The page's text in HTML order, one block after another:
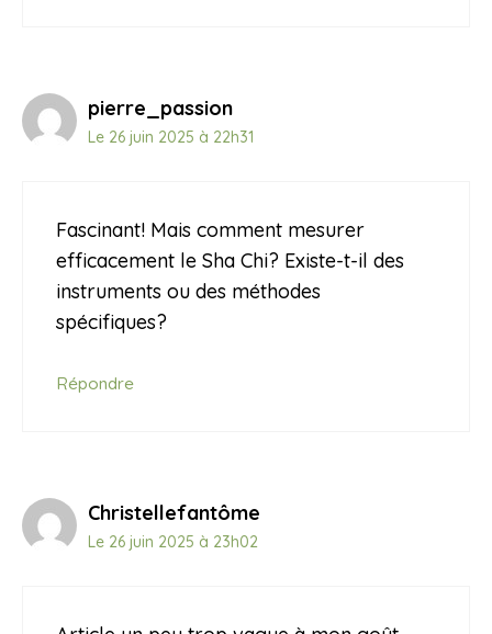
pierre_passion
Le 26 juin 2025 à 22h31
Fascinant! Mais comment mesurer
efficacement le Sha Chi? Existe-t-il des
instruments ou des méthodes
spécifiques?
Répondre
Christellefantôme
Le 26 juin 2025 à 23h02